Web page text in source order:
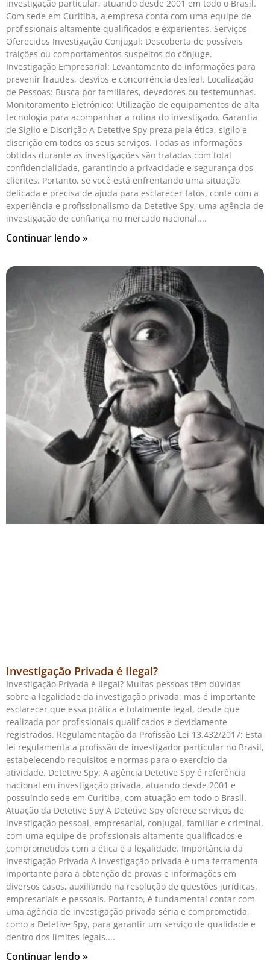
investigação particular, atuando desde 2001 em todo o Brasil.
Com sede em Curitiba, a empresa conta com uma equipe de
profissionais altamente qualificados e experientes. Serviços
Oferecidos Investigação Conjugal: Descoberta de possíveis
traições ou comportamentos suspeitos do cônjuge.
Investigação Empresarial: Levantamento de informações para
prevenir fraudes, desvios e concorrência desleal. Localização
de Pessoas: Busca por familiares, devedores ou testemunhas.
Monitoramento Eletrônico: Utilização de equipamentos de alta
tecnologia para acompanhar a rotina do investigado. Garantia
de Sigilo e Discrição A Detetive Spy preza pela ética, sigilo e
discrição em todos os seus serviços. Todas as informações
obtidas durante as investigações são tratadas com total
confidencialidade, garantindo a privacidade e segurança dos
clientes. Portanto, se você está enfrentando uma situação
delicada e precisa de ajuda para esclarecer fatos, conte com a
experiência e profissionalismo da Detetive Spy, uma agência de
investigação de confiança no mercado nacional.
Continuar lendo »
Investigação Privada é Ilegal?
Investigação Privada é Ilegal? Muitas pessoas têm dúvidas
sobre a legalidade da investigação privada, mas é importante
esclarecer que essa prática é totalmente legal, desde que
realizada por profissionais qualificados e devidamente
registrados. Regulamentação da Profissão Lei 13.432/2017: Esta
lei regulamenta a profissão de investigador particular no Brasil,
estabelecendo requisitos e normas para o exercício da
atividade. Detetive Spy: A agência Detetive Spy é referência
nacional em investigação privada, atuando desde 2001 e
possuindo sede em Curitiba, com atuação em todo o Brasil.
Atuação da Detetive Spy A Detetive Spy oferece serviços de
investigação pessoal, empresarial, conjugal, familiar e criminal,
com uma equipe de profissionais altamente qualificados e
comprometidos com a ética e a legalidade. Importância da
Investigação Privada A investigação privada é uma ferramenta
importante para a obtenção de provas e informações em
diversos casos, auxiliando na resolução de questões jurídicas,
empresariais e pessoais. Portanto, é fundamental contar com
uma agência de investigação privada séria e comprometida,
como a Detetive Spy, para garantir um serviço de qualidade e
dentro dos limites legais.
Continuar lendo »